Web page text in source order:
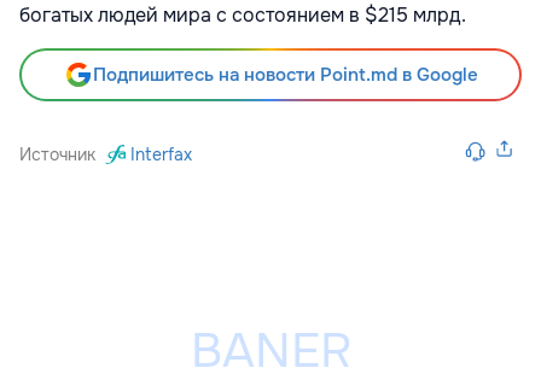
богатых людей мира с состоянием в $215 млрд.
Подпишитесь на новости Point.md в Google
Источник Interfax